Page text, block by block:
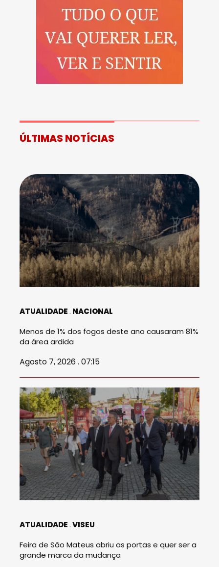
ÚLTIMAS NOTÍCIAS
ATUALIDADE NACIONAL
Menos de 1% dos fogos deste ano causaram 81%
da área ardida
Agosto 7, 2026 . 07:15
ATUALIDADE VISEU
Feira de São Mateus abriu as portas e quer ser a
grande marca da mudança